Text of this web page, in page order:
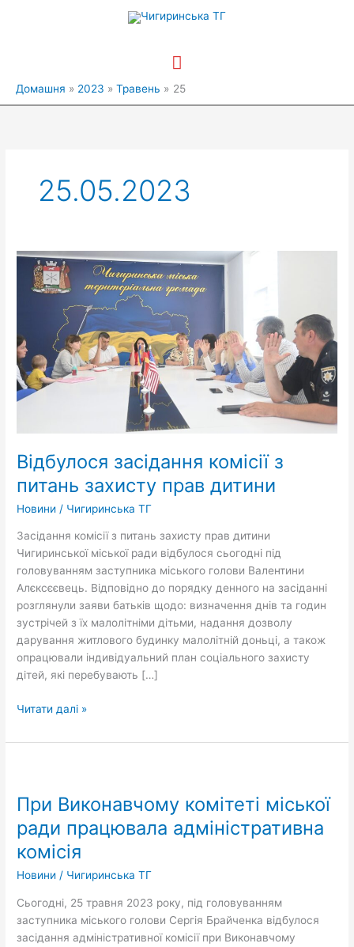
Головне
меню
Домашня 2023 Травень 25
25.05.2023
Відбулося засідання комісії з
питань захисту прав дитини
Новини / Чигиринська ТГ
Засідання комісії з питань захисту прав дитини
Чигиринської міської ради відбулося сьогодні під
головуванням заступника міського голови Валентини
Алєксєєвець. Відповідно до порядку денного на засіданні
розглянули заяви батьків щодо: визначення днів та годин
зустрічей з їх малолітніми дітьми, надання дозволу
дарування житлового будинку малолітній доньці, а також
опрацювали індивідуальний план соціального захисту
дітей, які перебувають […]
Відбулося
засідання
комісії
захисту
прав
дитини
Читати далі »
При Виконавчому комітеті міської
ради працювала адміністративна
комісія
Новини / Чигиринська ТГ
Сьогодні, 25 травня 2023 року, під головуванням
заступника міського голови Сергія Брайченка відбулося
засідання адміністративної комісії при Виконавчому
комітеті
ради
працювала
адміністративна